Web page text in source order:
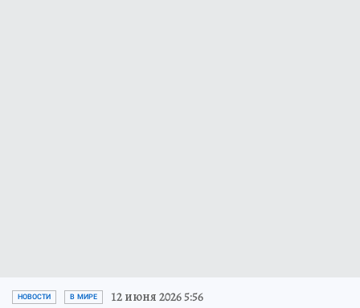
НОВОСТИ В МИРЕ 12 июня 2026 5:56